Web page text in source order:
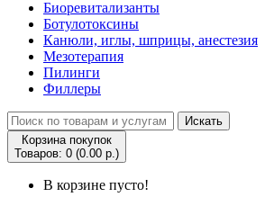
Биоревитализанты
Ботулотоксины
Канюли, иглы, шприцы, анестезия
Мезотерапия
Пилинги
Филлеры
Искать
Корзина покупок
Товаров: 0 (0.00 р.)
В корзине пусто!